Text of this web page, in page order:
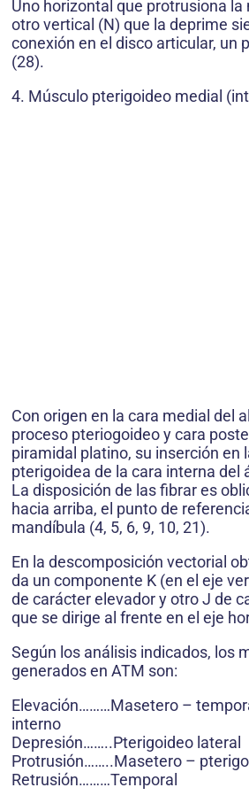
Uno horizontal que protrusiona
otro vertical (N) que la deprime
conexión en el disco articular, un
(28).
4. Músculo pterigoideo medial
Con origen en la cara medial del
proceso pteriogoideo y cara
piramidal platino, su inserción en
pterigoidea de la cara interna del
La disposición de las fibrar es
hacia arriba, el punto de
mandíbula (4, 5, 6, 9, 10, 21).
En la descomposición vectorial
da un componente K (en el eje
de carácter elevador y otro J de
que se dirige al frente en el eje
Según los análisis indicados, los
generados en ATM son:
Elevación………Masetero –
interno
Depresión……..Pterigoideo lateral
Protrusión……..Masetero –
Retrusión………Temporal